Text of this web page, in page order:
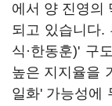
에서 양 진영의
되고 있습니다.
식·한동훈)' 구
높은 지지율을
일화' 가능성에